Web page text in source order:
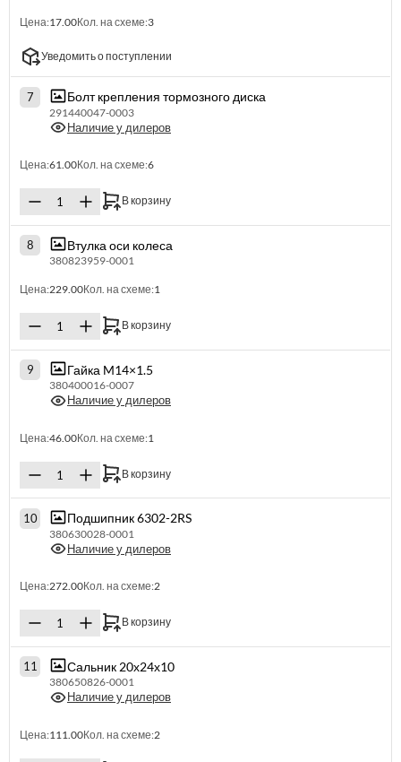
Цена:17.00Кол. на схеме:3
Уведомить о поступлении
7 Болт крепления тормозного диска
291440047-0003
Наличие у дилеров
Цена:61.00Кол. на схеме:6
В корзину
8 Втулка оси колеса
380823959-0001
Цена:229.00Кол. на схеме:1
В корзину
9 Гайка M14×1.5
380400016-0007
Наличие у дилеров
Цена:46.00Кол. на схеме:1
В корзину
10 Подшипник 6302-2RS
380630028-0001
Наличие у дилеров
Цена:272.00Кол. на схеме:2
В корзину
11 Сальник 20х24х10
380650826-0001
Наличие у дилеров
Цена:111.00Кол. на схеме:2